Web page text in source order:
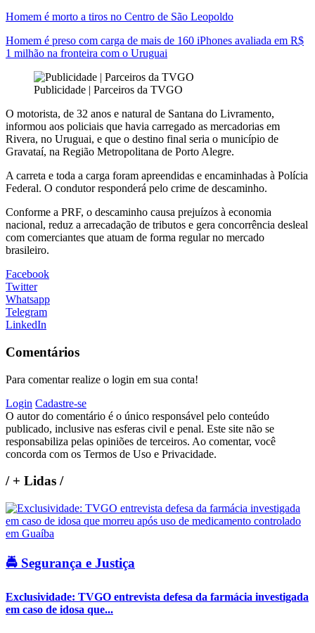
Homem é morto a tiros no Centro de São Leopoldo
Homem é preso com carga de mais de 160 iPhones avaliada em R$
1 milhão na fronteira com o Uruguai
Publicidade | Parceiros da TVGO
O motorista, de 32 anos e natural de Santana do Livramento,
informou aos policiais que havia carregado as mercadorias em
Rivera, no Uruguai, e que o destino final seria o município de
Gravataí, na Região Metropolitana de Porto Alegre.
A carreta e toda a carga foram apreendidas e encaminhadas à Polícia
Federal. O condutor responderá pelo crime de descaminho.
Conforme a PRF, o descaminho causa prejuízos à economia
nacional, reduz a arrecadação de tributos e gera concorrência desleal
com comerciantes que atuam de forma regular no mercado
brasileiro.
Facebook
Twitter
Whatsapp
Telegram
LinkedIn
Comentários
Para comentar realize o login em sua conta!
Login Cadastre-se
O autor do comentário é o único responsável pelo conteúdo
publicado, inclusive nas esferas civil e penal. Este site não se
responsabiliza pelas opiniões de terceiros. Ao comentar, você
concorda com os Termos de Uso e Privacidade.
/+ Lidas /
🚔 Segurança e Justiça
Exclusividade: TVGO entrevista defesa da farmácia investigada
em caso de idosa que...